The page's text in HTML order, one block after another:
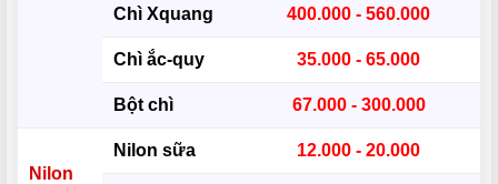
Chì Xquang 400.000 - 560.000
Chì ắc-quy 35.000 - 65.000
Bột chì 67.000 - 300.000
Nilon
Nilon sữa 12.000 - 20.000